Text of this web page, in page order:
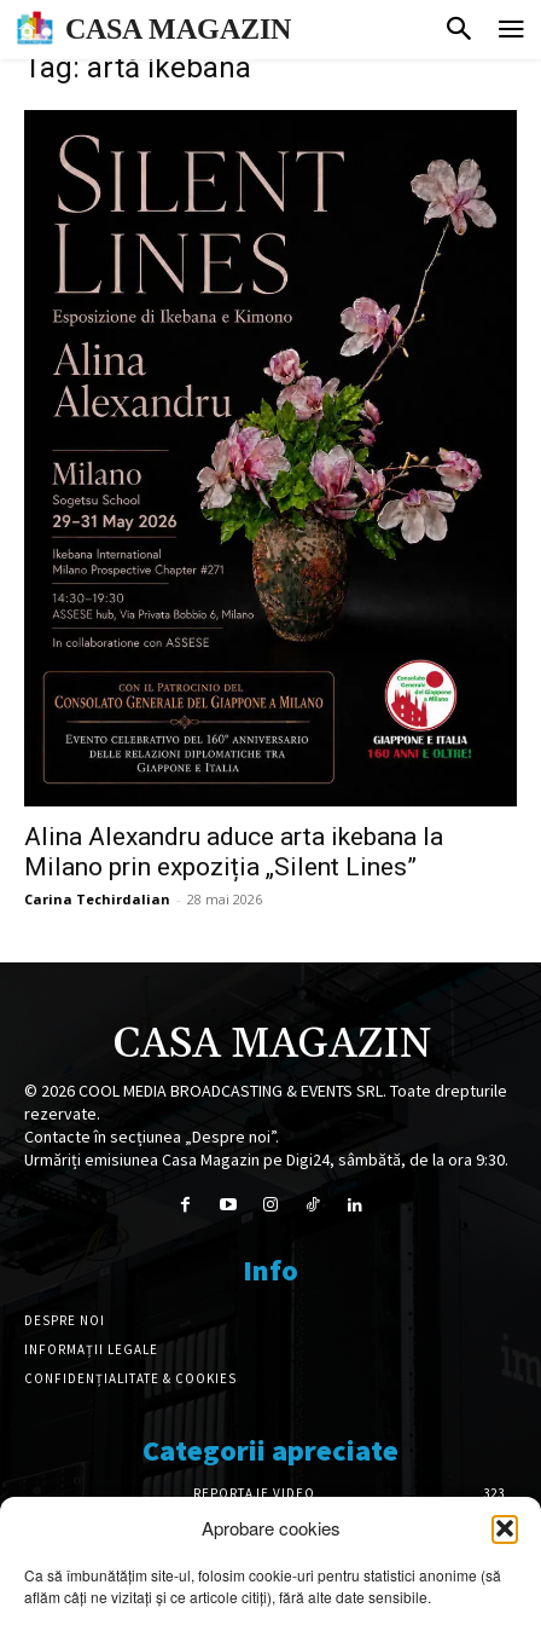
Aprobare cookies
Ca să îmbunătățim site-ul, folosim cookie-uri pentru statistici anonime (să
aflăm câți ne vizitați și ce articole citiți), fără alte date sensibile.
CASA MAGAZIN
Tag: artă ikebana
Alina Alexandru aduce arta ikebana la
Milano prin expoziția „Silent Lines”
Carina Techirdalian - 28 mai 2026
CASA MAGAZIN
© 2026COOL MEDIA BROADCASTING & EVENTS SRL. Toate drepturile
rezervate.
Contacte în secțiunea „Despre noi”.
Urmăriți emisiunea Casa Magazin pe Digi24, sâmbătă, de la ora 9:30.
Info
DESPRE NOI
INFORMAȚII LEGALE
CONFIDENȚIALITATE & COOKIES
Categorii apreciate
REPORTAJE VIDEO
323
AMENAJĂRI INTERIOARE
126
DESIGN INTERIOR
64
ARHITECTURĂ & DESIGN